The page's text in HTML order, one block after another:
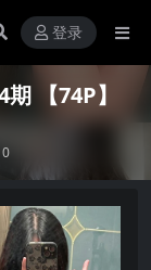
登录
【74P】
0